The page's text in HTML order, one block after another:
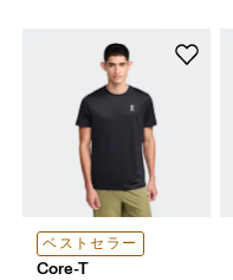
ベストセラー
Core-T